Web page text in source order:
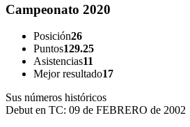
Campeonato 2020
Posición26
Puntos129.25
Asistencias11
Mejor resultado17
Sus números históricos
Debut en TC: 09 de FEBRERO de 2002